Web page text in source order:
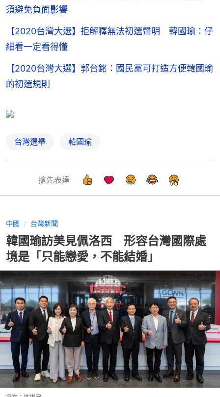
須避免負面影響
【2020台灣大選】拒解釋無法初選聲明 韓國瑜：仔
細看一定看得懂
【2020台灣大選】郭台銘：國民黨可打造方便韓國瑜
的初選規則
台灣選舉 韓國瑜
搶先表達
中國 台灣新聞
韓國瑜訪美見佩洛西 形容台灣國際處
境是「只能戀愛，不能結婚」